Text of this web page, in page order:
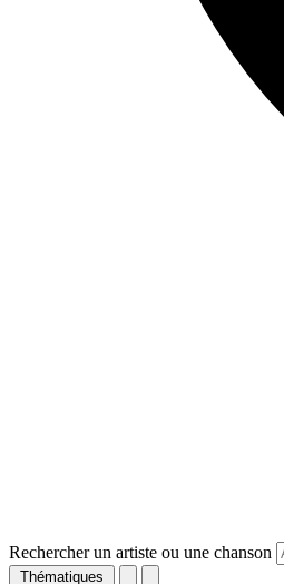
Rechercher un artiste ou une chanson
Thématiques